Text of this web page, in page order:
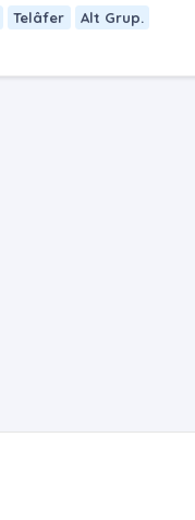
Telâfer Alt Grup.